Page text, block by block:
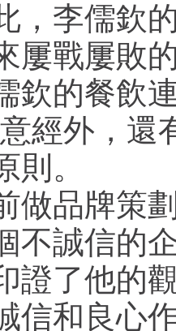
，李儒欽
屢戰屢敗
的餐飲連
經外，還
則。
做品牌策
不誠信的
證了他的
信和良心